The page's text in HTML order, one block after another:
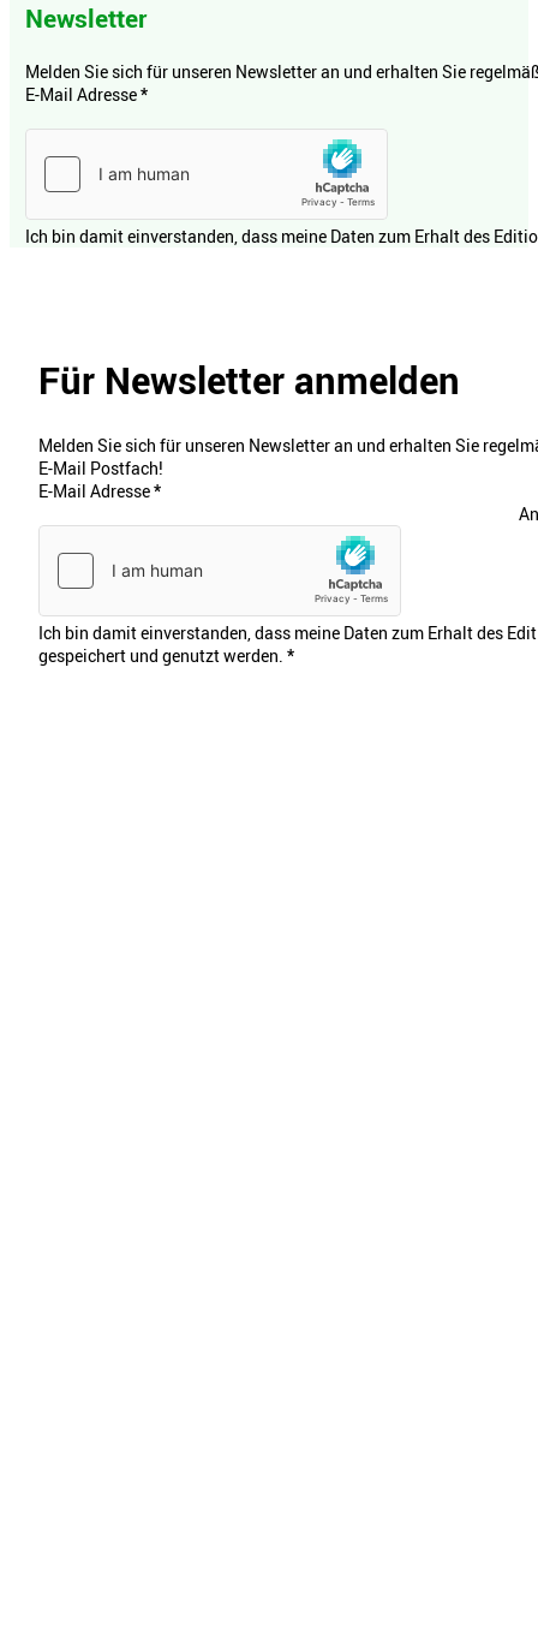
Newsletter
Melden Sie sich für unseren Newsletter an und erhalten Sie
E-Mail Adresse*
Ich bin damit einverstanden, dass meine Daten zum Erhalt des
Für Newsletter anmelden
Melden Sie sich für unseren Newsletter an und erhalten Sie
E-Mail Postfach!
E-Mail Adresse*
Ich bin damit einverstanden, dass meine Daten zum Erhalt des
gespeichert und genutzt werden. *